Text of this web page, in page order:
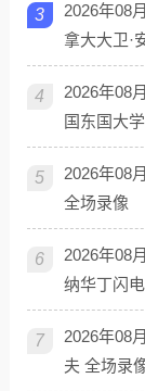
3
2026年08
拿大大卫·
4
2026年08
国东国大
5
2026年08
全场录像
6
2026年08
纳华丁闪
7
2026年08
夫 全场录